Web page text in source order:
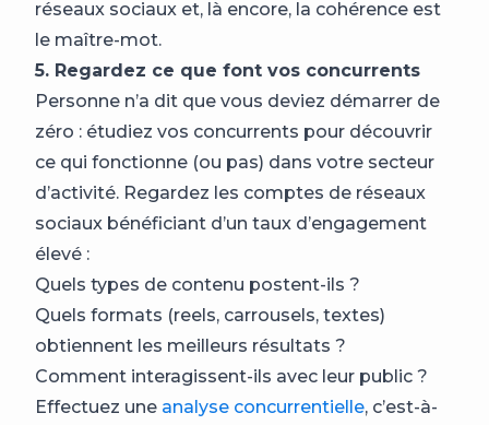
réseaux sociaux et, là encore, la cohérence est
le maître-mot.
5. Regardez ce que font vos concurrents
Personne n’a dit que vous deviez démarrer de
zéro : étudiez vos concurrents pour découvrir
ce qui fonctionne (ou pas) dans votre secteur
d’activité. Regardez les comptes de réseaux
sociaux bénéficiant d’un taux d’engagement
élevé :
Quels types de contenu postent-ils ?
Quels formats (reels, carrousels, textes)
obtiennent les meilleurs résultats ?
Comment interagissent-ils avec leur public ?
Effectuez une analyse concurrentielle, c’est-à-